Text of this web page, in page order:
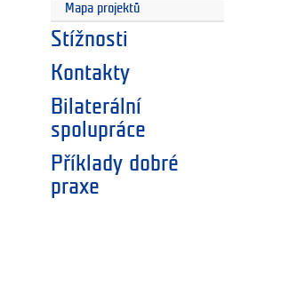
Mapa projektů
Stížnosti
Kontakty
Bilaterální
spolupráce
Příklady dobré
praxe